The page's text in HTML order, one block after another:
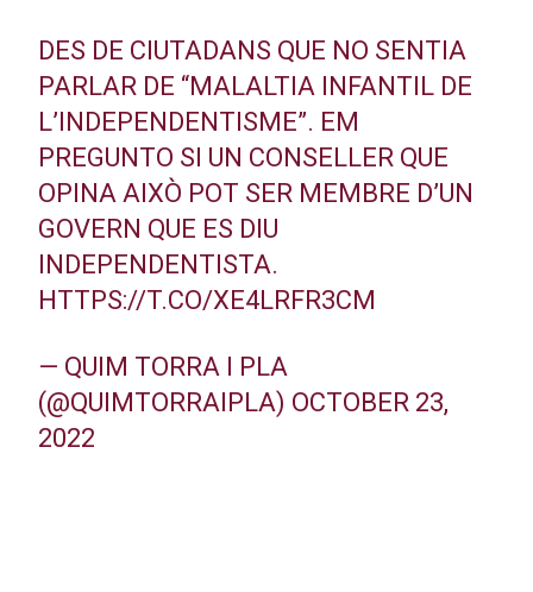
DES DE CIUTADANS QUE NO SENTIA
PARLAR DE “MALALTIA INFANTIL DE
L’INDEPENDENTISME”. EM
PREGUNTO SI UN CONSELLER QUE
OPINA AIXÒ POT SER MEMBRE D’UN
GOVERN QUE ES DIU
INDEPENDENTISTA.
HTTPS://T.CO/XE4LRFR3CM
— QUIM TORRA I PLA
(@QUIMTORRAIPLA) OCTOBER 23,
2022